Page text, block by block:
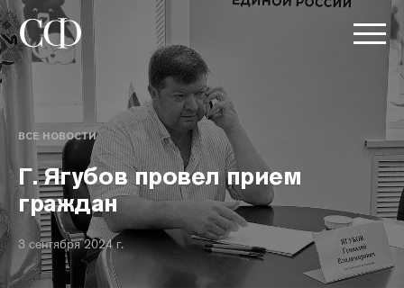
ВСЕ НОВОСТИ
Г. Ягубов провел прием
граждан
3 сентября 2024 г.